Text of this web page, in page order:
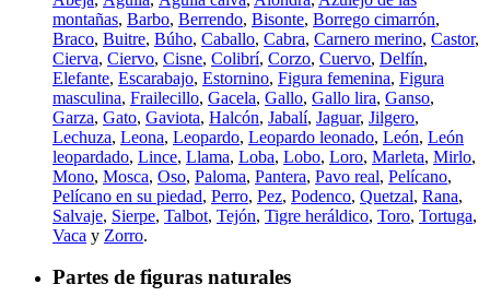
montañas, Barbo, Berrendo, Bisonte, Borrego cimarrón,
Braco, Buitre, Búho, Caballo, Cabra, Carnero merino, Castor,
Cierva, Ciervo, Cisne, Colibrí, Corzo, Cuervo, Delfín,
Elefante, Escarabajo, Estornino, Figura femenina, Figura
masculina, Frailecillo, Gacela, Gallo, Gallo lira, Ganso,
Garza, Gato, Gaviota, Halcón, Jabalí, Jaguar, Jilgero,
Lechuza, Leona, Leopardo, Leopardo leonado, León, León
leopardado, Lince, Llama, Loba, Lobo, Loro, Marleta, Mirlo,
Mono, Mosca, Oso, Paloma, Pantera, Pavo real, Pelícano,
Pelícano en su piedad, Perro, Pez, Podenco, Quetzal, Rana,
Salvaje, Sierpe, Talbot, Tejón, Tigre heráldico, Toro, Tortuga,
Vaca y Zorro.
Partes de figuras naturales